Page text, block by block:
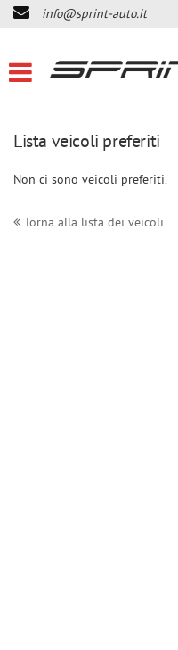
HOME
LISTA VEICOLI
DICONO DI NOI
info@sprint-auto.it
Lista veicoli preferiti
Non ci sono veicoli preferiti.
Torna alla lista dei veicoli